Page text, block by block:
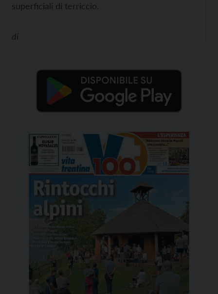
superficiali di terriccio.
di